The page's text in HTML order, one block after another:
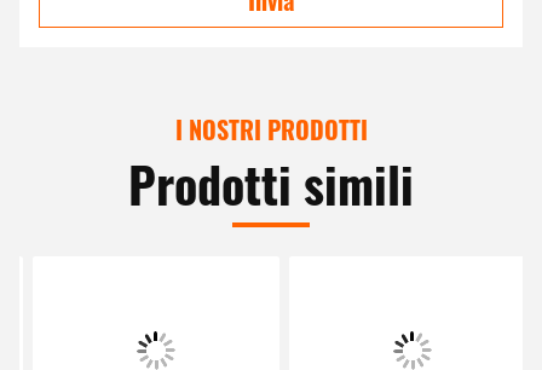
I NOSTRI PRODOTTI
Prodotti simili